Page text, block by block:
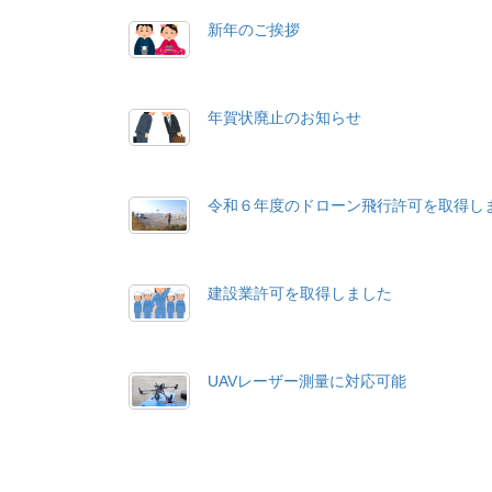
新年のご挨拶
年賀状廃止のお知らせ
令和６年度のドローン飛行許可を取得し
建設業許可を取得しました
UAVレーザー測量に対応可能